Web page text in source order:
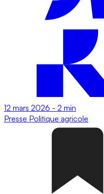
12 mars 2026 - 2 min
Presse Politique agricole